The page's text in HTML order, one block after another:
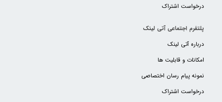
درخواست اشتراک
پلتفرم اجتماعی آتی لینک
درباره آتی لینک
امکانات و قابلیت ها
نمونه پیام رسان اختصاصی
درخواست اشتراک